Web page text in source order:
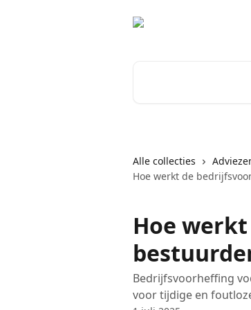
Alle collecties
Hoe werkt de
Hoe
Bedrijfsvoorheffing
voor tijdige en